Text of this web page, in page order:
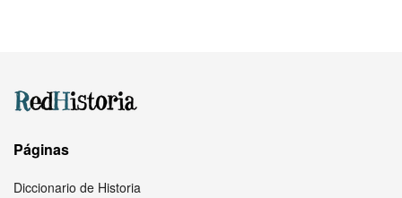
Páginas
Diccionario de Historia